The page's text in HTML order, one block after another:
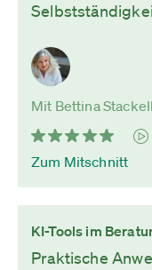
Mit Bettina
Zum Mitschnitt
KI-Tools im
Praktische